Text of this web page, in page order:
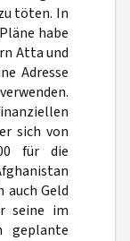
töten. In
habe
Atta und
Adresse
sich von
für die
auch Geld
seine im
geplante